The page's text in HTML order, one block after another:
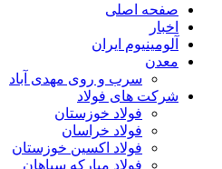
صفحه اصلی
اخبار
آلومینیوم ایران
معدن
سرب و روی مهدی آباد
شرکت های فولاد
فولاد خوزستان
فولاد خراسان
فولاد اکسین خوزستان
فولاد مبارکه سپاهان